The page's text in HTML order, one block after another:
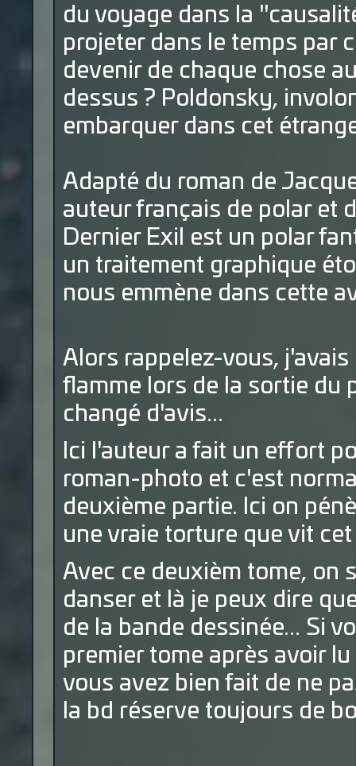
du voyage dans la
projeter dans le temps par
devenir de chaque chose
dessus ? Poldonsky,
embarquer dans cet
Adapté du roman de
auteur français de polar et
Dernier Exil est un polar
un traitement graphique
nous emmène dans cette
Alors rappelez-vous,
flamme lors de la sortie du
changé d'avis...
Ici l'auteur a fait un effort
roman-photo et c'est
deuxième partie. Ici on
une vraie torture que vit
Avec ce deuxièm tome, on
danser et là je peux dire
de la bande dessinée... Si
premier tome après avoir
vous avez bien fait de ne
la bd réserve toujours de